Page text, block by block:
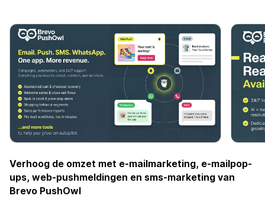
Verhoog de omzet met e-mailmarketing, e-mailpop-
ups, web-pushmeldingen en sms-marketing van
Brevo PushOwl